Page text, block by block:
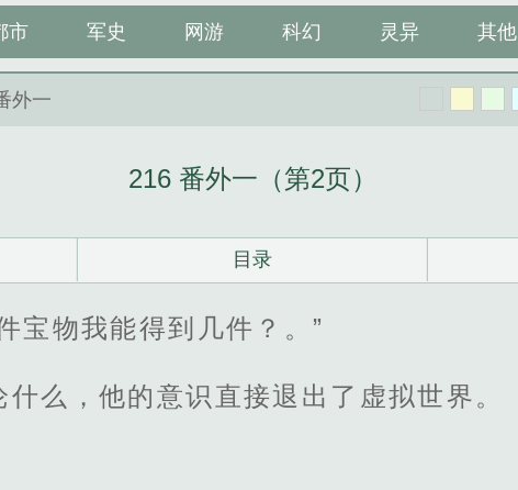
市 军史 网游 科幻 灵异 其他
外一
216 番外一（第2页）
目录
宝物我能得到几件？。”
什么，他的意识直接退出了虚拟世界。